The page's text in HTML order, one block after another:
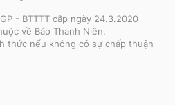
- BTTTT cấp ngày 24.3.2020
về Báo Thanh Niên.
thức nếu không có sự chấp thuận